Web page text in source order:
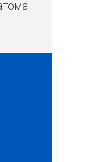
email)